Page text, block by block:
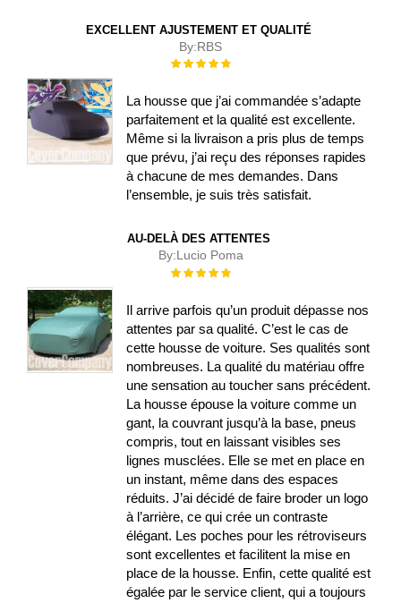
EXCELLENT AJUSTEMENT ET QUALITÉ
By:RBS
Évaluation :
La housse que j’ai commandée s’adapte
parfaitement et la qualité est excellente.
Même si la livraison a pris plus de temps
que prévu, j’ai reçu des réponses rapides
à chacune de mes demandes. Dans
l’ensemble, je suis très satisfait.
AU-DELÀ DES ATTENTES
By:Lucio Poma
Évaluation :
Il arrive parfois qu’un produit dépasse nos
attentes par sa qualité. C’est le cas de
cette housse de voiture. Ses qualités sont
nombreuses. La qualité du matériau offre
une sensation au toucher sans précédent.
La housse épouse la voiture comme un
gant, la couvrant jusqu’à la base, pneus
compris, tout en laissant visibles ses
lignes musclées. Elle se met en place en
un instant, même dans des espaces
réduits. J’ai décidé de faire broder un logo
à l’arrière, ce qui crée un contraste
élégant. Les poches pour les rétroviseurs
sont excellentes et facilitent la mise en
place de la housse. Enfin, cette qualité est
égalée par le service client, qui a toujours